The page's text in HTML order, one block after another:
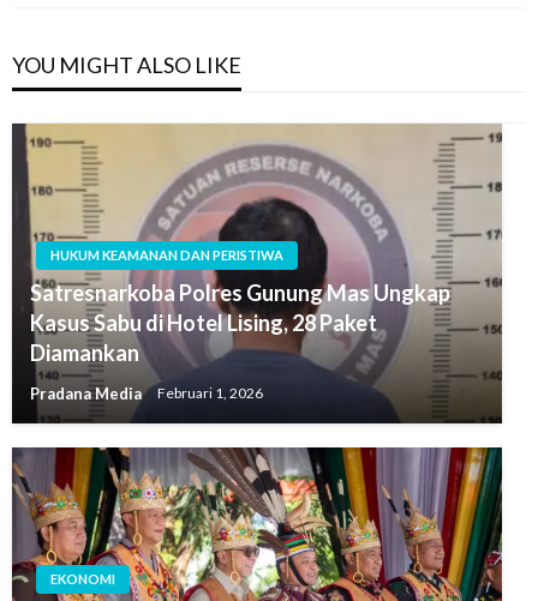
YOU MIGHT ALSO LIKE
HUKUM KEAMANAN DAN PERISTIWA
Satresnarkoba Polres Gunung Mas Ungkap
Kasus Sabu di Hotel Lising, 28 Paket
Diamankan
Pradana Media Februari 1, 2026
EKONOMI